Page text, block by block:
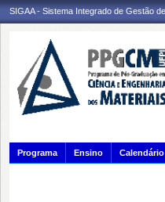
SIGAA - Sistema Integrado de Gestão
Programa Ensino Calendário